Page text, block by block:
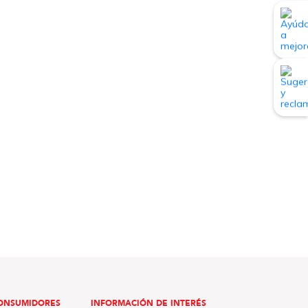
INFORMACIÓN DE INTERÉS